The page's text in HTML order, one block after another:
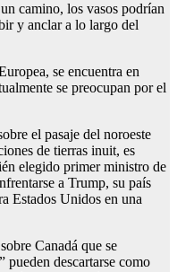
camino, los vasos podrían
y anclar a lo largo del
se encuentra en
se preocupan por el
el pasaje del noroeste
de tierras inuit, es
elegido primer ministro de
a Trump, su país
Estados Unidos en una
Canadá que se
pueden descartarse como